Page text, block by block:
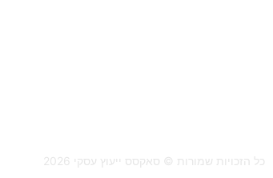
כל הזכויות שמורות © סאקסס ייעוץ עסקי 2026